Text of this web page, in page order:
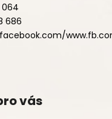
064
686
vás